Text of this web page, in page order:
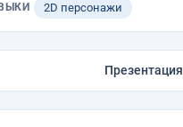
2D персонажи
Презентация